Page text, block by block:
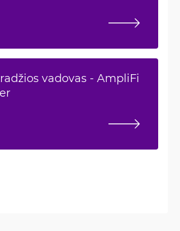
vadovas - AmpliFi